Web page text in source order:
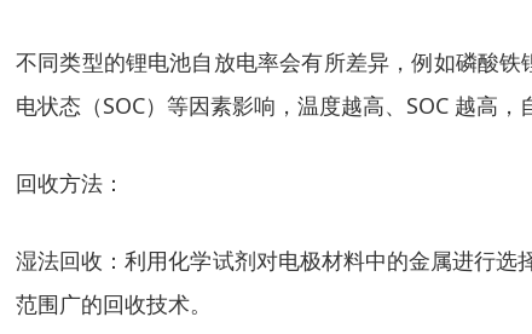
不同类型的锂电池自放电率会有所差异，例如磷酸
电状态（SOC）等因素影响，温度越高、SOC 越高，
回收方法：
湿法回收：利用化学试剂对电极材料中的金属进行
范围广的回收技术。